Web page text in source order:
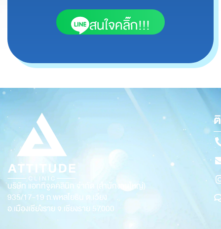
สนใจคลิ๊ก!!!
บริษัท แอททิจูดคลินิก จำกัด (สำนักงานใหญ่)
935/17-19 ถ.พหลโยธิน ต.เวียง
อ.เมืองเชียงราย จ.เชียงราย 57000